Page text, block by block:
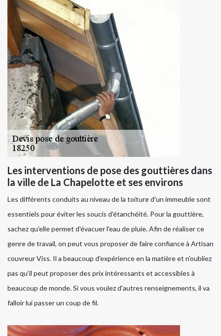
Les interventions de pose des gouttières dans
la ville de La Chapelotte et ses environs
Les différents conduits au niveau de la toiture d'un immeuble sont
essentiels pour éviter les soucis d'étanchéité. Pour la gouttière,
sachez qu'elle permet d'évacuer l'eau de pluie. Afin de réaliser ce
genre de travail, on peut vous proposer de faire confiance à Artisan
couvreur Viss. Il a beaucoup d'expérience en la matière et n'oubliez
pas qu'il peut proposer des prix intéressants et accessibles à
beaucoup de monde. Si vous voulez d'autres renseignements, il va
falloir lui passer un coup de fil.